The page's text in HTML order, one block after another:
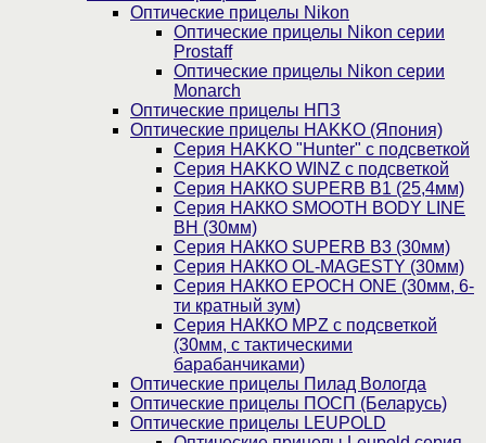
Оптические прицелы Nikon
Оптические прицелы Nikon серии
Prostaff
Оптические прицелы Nikon серии
Monarch
Оптические прицелы НПЗ
Оптические прицелы HAKKO (Япония)
Cерия HAKKO "Hunter" с подсветкой
Серия НAKKO WINZ с подсветкой
Серия НАККО SUPERB B1 (25,4мм)
Серия НАККО SMOOTH BODY LINE
BH (30мм)
Серия НАККО SUPERB B3 (30мм)
Серия НАККО OL-MAGESTY (30мм)
Серия НАККО EPOCH ONE (30мм, 6-
ти кратный зум)
Серия НАККО MPZ с подсветкой
(30мм, c тактическими
барабанчиками)
Оптические прицелы Пилад Вологда
Оптические прицелы ПОСП (Беларусь)
Оптические прицелы LEUPOLD